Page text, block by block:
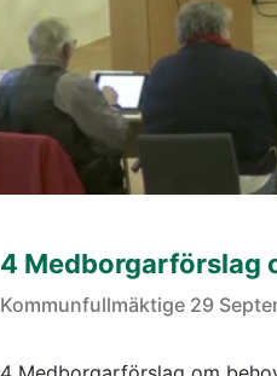
4 Medborgarförslag
Kommunfullmäktige 29